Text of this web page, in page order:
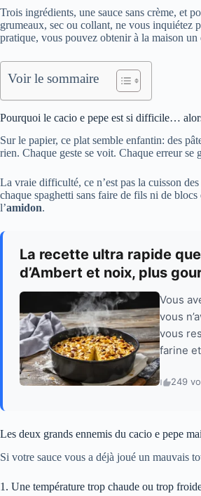
Trois ingrédients, une sauce sans crème, et
grumeaux, sec ou collant, ne vous inquiétez
pratique, vous pouvez obtenir à la maison
Voir le sommaire
Pourquoi le cacio e pepe est si difficile…
Sur le papier, ce plat semble enfantin: des
rien. Chaque geste se voit. Chaque erreur se
La vraie difficulté, ce n’est pas la cuisson
chaque spaghetti sans faire de fils ni de
l’amidon.
La recette ultra rapide
d’Ambert et noix, plus
Vous
vous
vous
farine
249
Les deux grands ennemis du cacio e pepe
Si votre sauce vous a déjà joué un mauvais
1. Une température trop chaude ou trop